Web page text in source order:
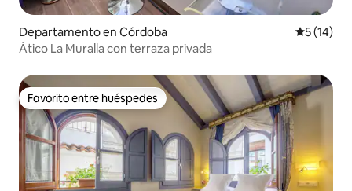
Departamento en Córdoba
5 (14)
Ático La Muralla con terraza privada
Favorito entre huéspedes
Favorito entre huéspedes